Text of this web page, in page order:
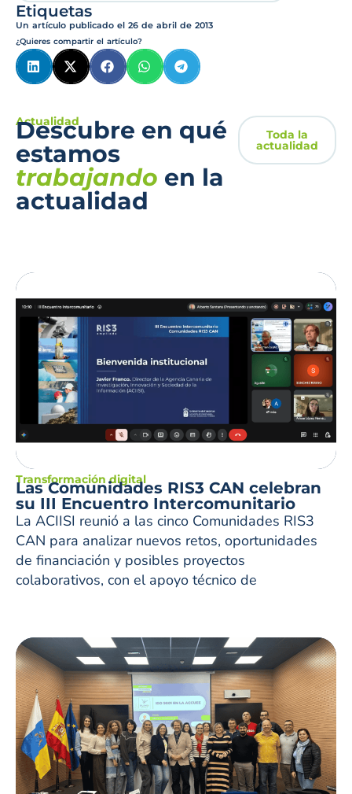
Etiquetas
Un artículo publicado el 26 de abril de 2013
¿Quieres compartir el artículo?
Actualidad
Descubre en qué
estamos
trabajando en la
actualidad
Toda la
actualidad
Transformación digital
Las Comunidades RIS3 CAN celebran
su III Encuentro Intercomunitario
La ACIISI reunió a las cinco Comunidades RIS3
CAN para analizar nuevos retos, oportunidades
de financiación y posibles proyectos
colaborativos, con el apoyo técnico de